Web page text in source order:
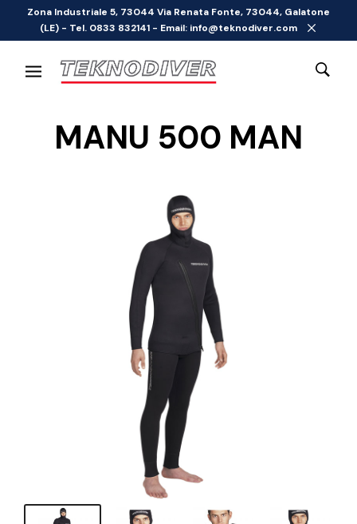
Zona Industriale 5, 73044 Via Renata Fonte, 73044, Galatone
(LE) - Tel. 0833 832141 - Email: info@teknodiver.com
MANU 500 MAN